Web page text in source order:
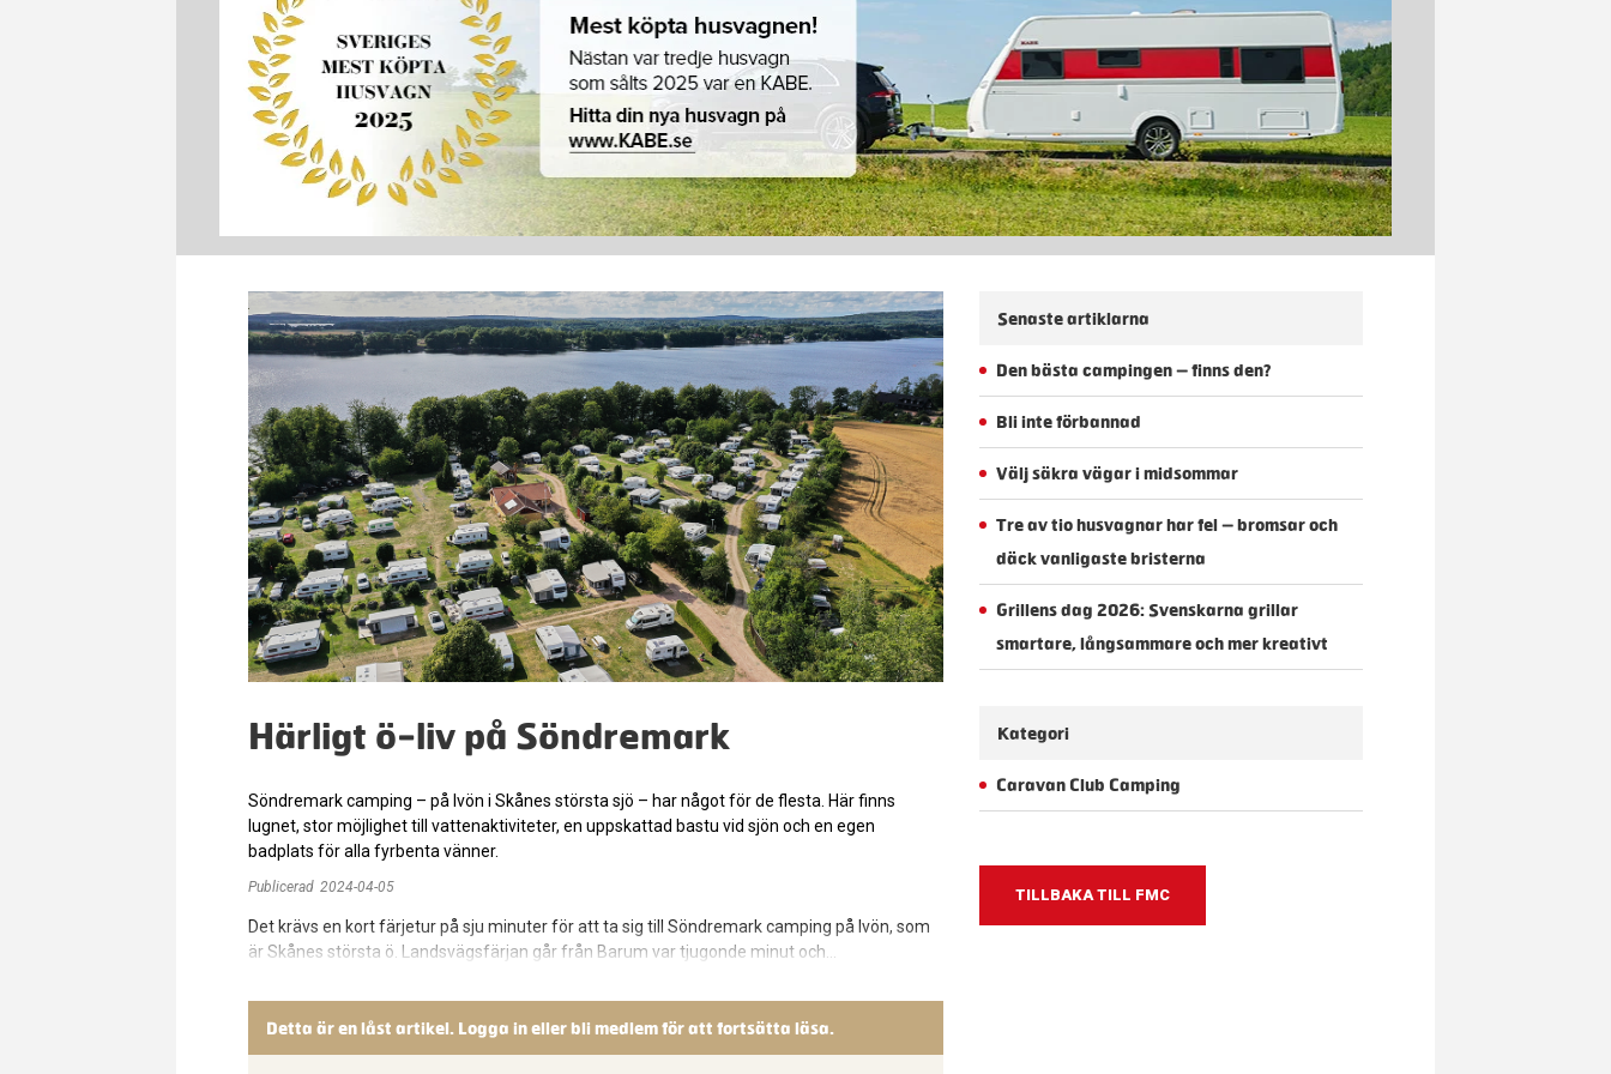
Härligt ö-liv på Söndremark
Söndremark camping – på Ivön i Skånes största sjö – har något för de flesta. Här finns
lugnet, stor möjlighet till vattenaktiviteter, en uppskattad bastu vid sjön och en egen
badplats för alla fyrbenta vänner.
Publicerad 2024-04-05
Det krävs en kort färjetur på sju minuter för att ta sig till Söndremark camping på Ivön, som
är Skånes största ö. Landsvägsfärjan går från Barum var tjugonde minut och…
Detta är en låst artikel. Logga in eller bli medlem för att fortsätta läsa.
Senaste artiklarna
Den bästa campingen – finns den?
Bli inte förbannad
Välj säkra vägar i midsommar
Tre av tio husvagnar har fel – bromsar och
däck vanligaste bristerna
Grillens dag 2026: Svenskarna grillar
smartare, långsammare och mer kreativt
Kategori
Caravan Club Camping
TILLBAKA TILL FMC